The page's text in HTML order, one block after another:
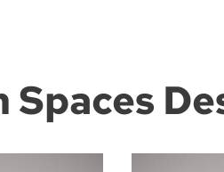
Spaces